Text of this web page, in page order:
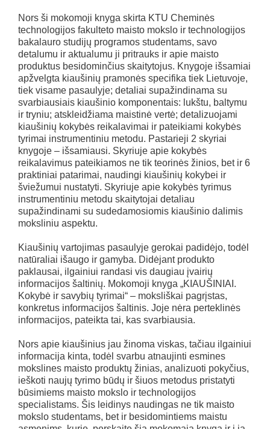
Nors ši mokomoji knyga skirta KTU Cheminės
technologijos fakulteto maisto mokslo ir technologijos
bakalauro studijų programos studentams, savo
detalumu ir aktualumu ji pritrauks ir apie maisto
produktus besidominčius skaitytojus. Knygoje išsamiai
apžvelgta kiaušinių pramonės specifika tiek Lietuvoje,
tiek visame pasaulyje; detaliai supažindinama su
svarbiausiais kiaušinio komponentais: lukštu, baltymu
ir tryniu; atskleidžiama maistinė vertė; detalizuojami
kiaušinių kokybės reikalavimai ir pateikiami kokybės
tyrimai instrumentiniu metodu. Pastarieji 2 skyriai
knygoje – išsamiausi. Skyriuje apie kokybės
reikalavimus pateikiamos ne tik teorinės žinios, bet ir 6
praktiniai patarimai, naudingi kiaušinių kokybei ir
šviežumui nustatyti. Skyriuje apie kokybės tyrimus
instrumentiniu metodu skaitytojai detaliau
supažindinami su sudedamosiomis kiaušinio dalimis
moksliniu aspektu.
Kiaušinių vartojimas pasaulyje gerokai padidėjo, todėl
natūraliai išaugo ir gamyba. Didėjant produkto
paklausai, ilgainiui randasi vis daugiau įvairių
informacijos šaltinių. Mokomoji knyga „KIAUŠINIAI.
Kokybė ir savybių tyrimai“ – moksliškai pagrįstas,
konkretus informacijos šaltinis. Joje nėra perteklinės
informacijos, pateikta tai, kas svarbiausia.
Nors apie kiaušinius jau žinoma viskas, tačiau ilgainiui
informacija kinta, todėl svarbu atnaujinti esmines
mokslines maisto produktų žinias, analizuoti pokyčius,
ieškoti naujų tyrimo būdų ir šiuos metodus pristatyti
būsimiems maisto mokslo ir technologijos
specialistams. Šis leidinys naudingas ne tik maisto
mokslo studentams, bet ir besidomintiems maistu